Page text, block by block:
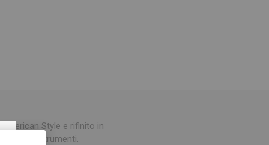
Style e rifinito in
per gli strumenti.